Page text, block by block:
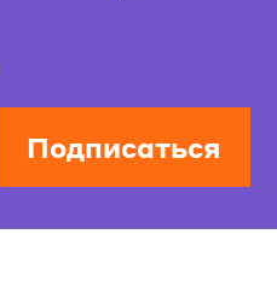
Подписаться